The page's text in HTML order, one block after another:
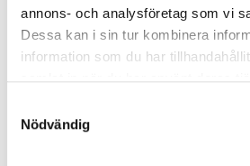
annons- och analysföretag som vi
Dessa kan i sin tur kombinera
information som du har
Nödvändig